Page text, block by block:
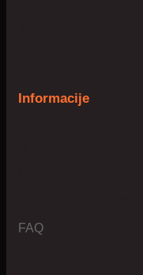
Informacije
FAQ